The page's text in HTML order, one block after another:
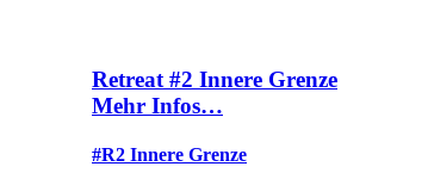
Retreat #2 Innere Grenze
Mehr Infos…
#R2 Innere Grenze